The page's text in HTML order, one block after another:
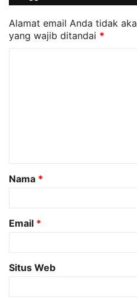
Alamat email Anda tidak
yang wajib ditandai *
a
r
Nama *
Email *
Situs Web